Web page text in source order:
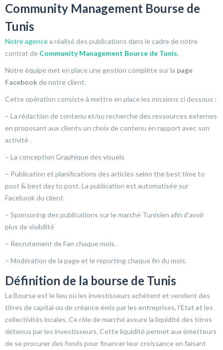
Community Management Bourse de
Tunis
Notre agencea réalisé des publications dans le cadre de notre
contrat de Community Management Bourse de Tunis.
Notre équipe met en place une gestion complète sur la page
Facebookde notre client.
Cette opération consiste à mettre en place les missions ci dessous :
– La rédaction de contenu et/ou recherche des ressources externes
en proposant aux clients un choix de contenu en rapport avec son
activité .
– La conception Graphique des visuels
– Publication et planifications des articles selon the best time to
post & best day to post. La publication est automatisée sur
Facebook du client.
– Sponsoring des publications sur le marché Tunisien afin d’avoir
plus de visibilité
– Recrutement de Fan chaque mois.
– Modération de la page et le reporting chaque fin du mois.
Définition de la bourse de Tunis
La Bourse est le lieu où les investisseurs achètent et vendent des
titres de capital ou de créance émis par les entreprises, l’Etat et les
collectivités locales. Ce rôle de marché assure la liquidité des titres
détenus par les investisseurs. Cette liquidité permet aux émetteurs
de se procurer des fonds pour financer leur croissance en faisant